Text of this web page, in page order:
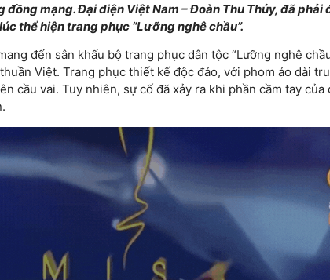
mạng. Đại diện Việt Nam – Đoàn Thu Thủy, đã phải
thể hiện trang phục “Lưỡng nghê chầu”.
đến sân khấu bộ trang phục dân tộc “Lưỡng nghê
Việt. Trang phục thiết kế độc đáo, với phom áo dài
cầu vai. Tuy nhiên, sự cố đã xảy ra khi phần cầm tay của